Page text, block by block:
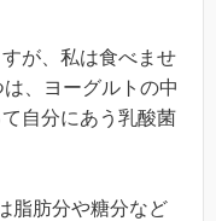
が、私は食べませ
、ヨーグルトの中
自分にあう乳酸菌
脂肪分や糖分など